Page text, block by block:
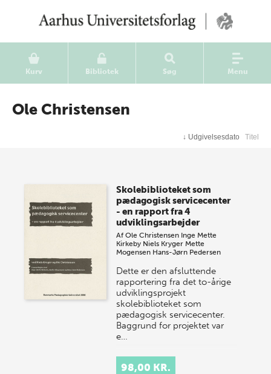
Kurv Bibliotek Søg Menu
Ole Christensen
↓ Udgivelsesdato Titel
Skolebiblioteket som
pædagogisk servicecenter
- en rapport fra 4
udviklingsarbejder
AfOle Christensen Inge Mette
Kirkeby Niels Kryger Mette
Mogensen Hans-Jørn Pedersen
Dette er den afsluttende
rapportering fra det to-årige
udviklingsprojekt
skolebiblioteket som
pædagogisk servicecenter.
Baggrund for projektet var
e…
98,00 KR.